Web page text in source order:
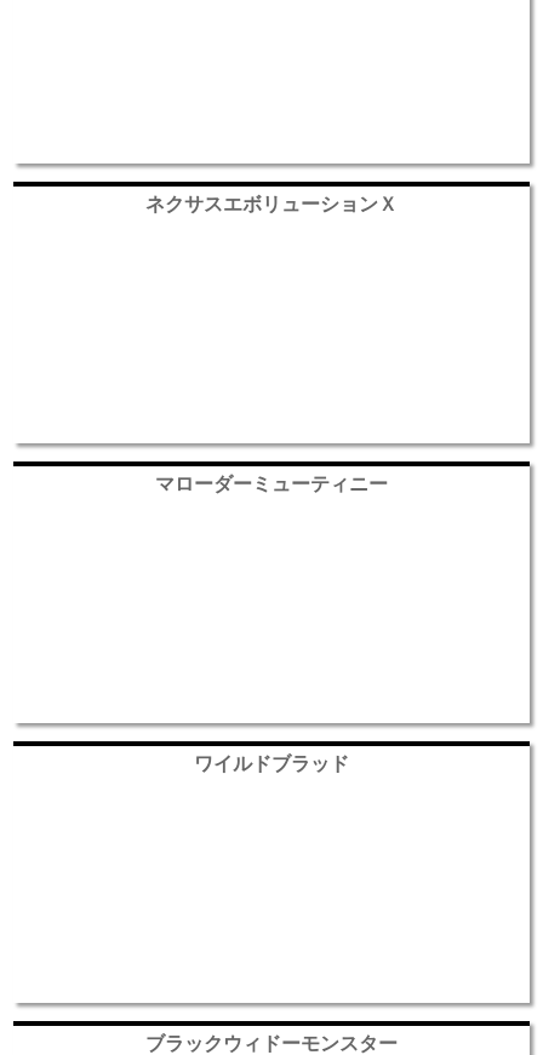
ネクサスエボリューションＸ
マローダーミューティニー
ワイルドブラッド
ブラックウィドーモンスター